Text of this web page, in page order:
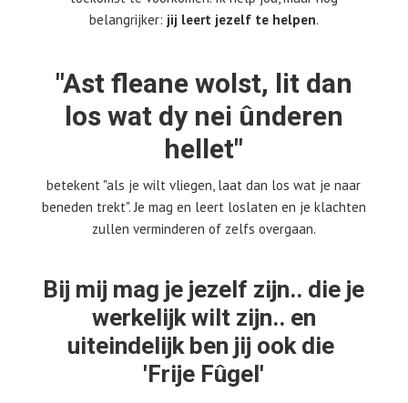
belangrijker: jij leert jezelf te helpen.
"Ast fleane wolst, lit dan
los wat dy nei ûnderen
hellet"
betekent "als je wilt vliegen, laat dan los wat je naar
beneden trekt". Je mag en leert loslaten en je klachten
zullen verminderen of zelfs overgaan.
Bij mij mag je jezelf zijn.. die je
werkelijk wilt zijn.. en
uiteindelijk ben jij ook die
'Frije Fûgel'